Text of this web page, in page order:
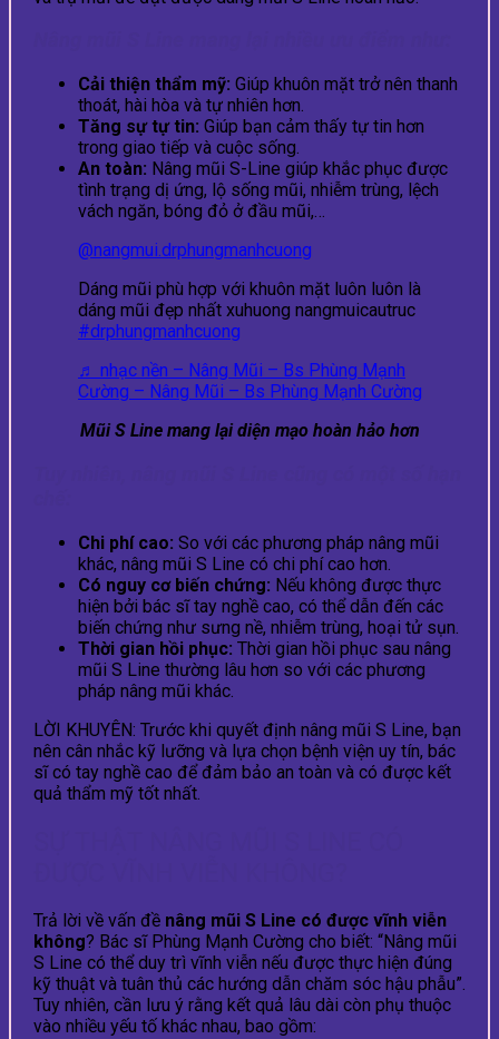
Cải thiện thẩm mỹ: Giúp khuôn mặt trở nên thanh
thoát, hài hòa và tự nhiên hơn.
Tăng sự tự tin: Giúp bạn cảm thấy tự tin hơn
trong giao tiếp và cuộc sống.
An toàn: Nâng mũi S-Line giúp khắc phục được
tình trạng dị ứng, lộ sống mũi, nhiễm trùng, lệch
vách ngăn, bóng đỏ ở đầu mũi,…
@nangmui.drphungmanhcuong
Dáng mũi phù hợp với khuôn mặt luôn luôn là
dáng mũi đẹp nhất xuhuong nangmuicautruc
#drphungmanhcuong
♬ nhạc nền – Nâng Mũi – Bs Phùng Mạnh
Cường – Nâng Mũi – Bs Phùng Mạnh Cường
Mũi S Line mang lại diện mạo hoàn hảo hơn
Chi phí cao: So với các phương pháp nâng mũi
khác, nâng mũi S Line có chi phí cao hơn.
Có nguy cơ biến chứng: Nếu không được thực
hiện bởi bác sĩ tay nghề cao, có thể dẫn đến các
biến chứng như sưng nề, nhiễm trùng, hoại tử sụn.
Thời gian hồi phục: Thời gian hồi phục sau nâng
mũi S Line thường lâu hơn so với các phương
pháp nâng mũi khác.
LỜI KHUYÊN: Trước khi quyết định nâng mũi S Line, bạn
nên cân nhắc kỹ lưỡng và lựa chọn bệnh viện uy tín, bác
sĩ có tay nghề cao để đảm bảo an toàn và có được kết
quả thẩm mỹ tốt nhất.
Trả lời về vấn đề nâng mũi S Line có được vĩnh viễn
không? Bác sĩ Phùng Mạnh Cường cho biết: “Nâng mũi
S Line có thể duy trì vĩnh viễn nếu được thực hiện đúng
kỹ thuật và tuân thủ các hướng dẫn chăm sóc hậu phẫu”.
Tuy nhiên, cần lưu ý rằng kết quả lâu dài còn phụ thuộc
vào nhiều yếu tố khác nhau, bao gồm: